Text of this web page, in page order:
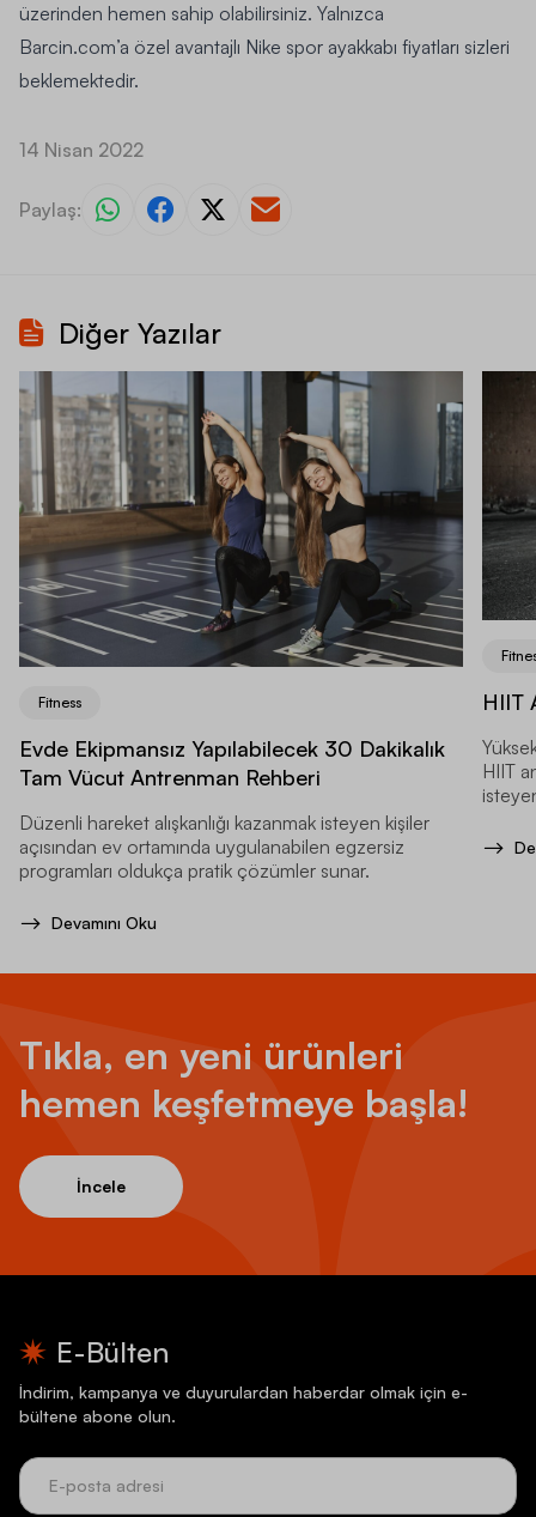
üzerinden hemen sahip olabilirsiniz. Yalnızca
Barcin.com’a özel avantajlı Nike spor ayakkabı fiyatları sizleri
beklemektedir.
14 Nisan 2022
Paylaş:
Diğer Yazılar
Fitness
Evde Ekipmansız Yapılabilecek 30 Dakikalık
Tam Vücut Antrenman Rehberi
Düzenli hareket alışkanlığı kazanmak isteyen kişiler
açısından ev ortamında uygulanabilen egzersiz
programları oldukça pratik çözümler sunar.
Devamını Oku
HIIT
HIIT
Tıkla, en yeni ürünleri
hemen keşfetmeye başla!
İncele
E-Bülten
İndirim, kampanya ve duyurulardan haberdar olmak için e-
bültene abone olun.